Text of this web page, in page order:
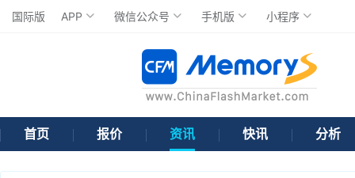
国际版 APP 微信公众号 手机版 小程序
首页 报价 资讯 快讯 分析